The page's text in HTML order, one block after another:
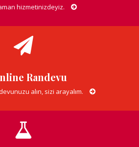
hizmetinizdeyiz.
Randevu
alın, sizi arayalım.